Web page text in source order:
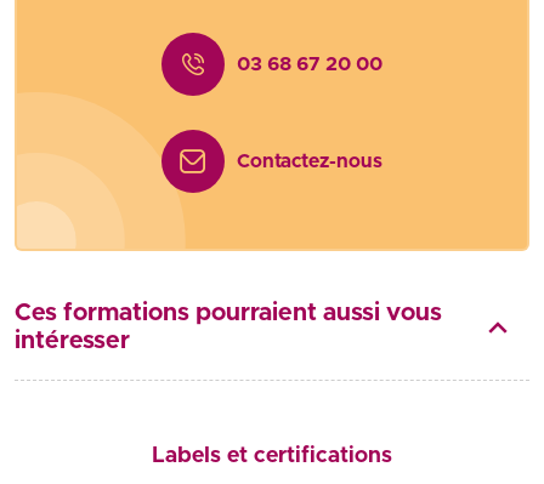
03 68 67 20 00
Contactez-nous
Ces formations pourraient aussi vous
intéresser
Labels et certifications